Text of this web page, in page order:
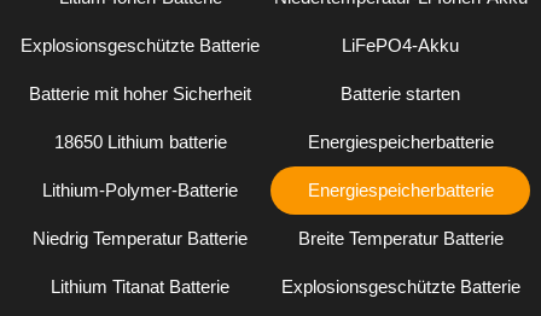
Explosionsgeschützte Batterie LiFePO4-Akku
Batterie mit hoher Sicherheit Batterie starten
18650 Lithium batterie Energiespeicherbatterie
Lithium-Polymer-Batterie Energiespeicherbatterie
Niedrig Temperatur Batterie Breite Temperatur Batterie
Lithium Titanat Batterie Explosionsgeschützte Batterie